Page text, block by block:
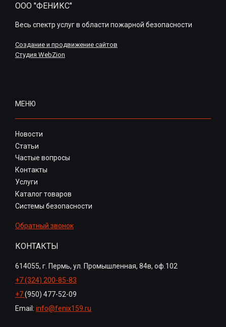
ООО "ФЕНИКС"
Весь спектр услуг в области пожарной безопасности
Создание и продвижение сайтов
Студия WebZion
МЕНЮ
Новости
Статьи
Частые вопросы
Контакты
Услуги
Каталог товаров
Системы безопасности
Обратный звонок
КОНТАКТЫ
614055, г. Пермь, ул. Промышленная, 84в, оф.102
+7 (324) 200-85-83
+7(950) 477-52-09
Email: info@fenix159.ru